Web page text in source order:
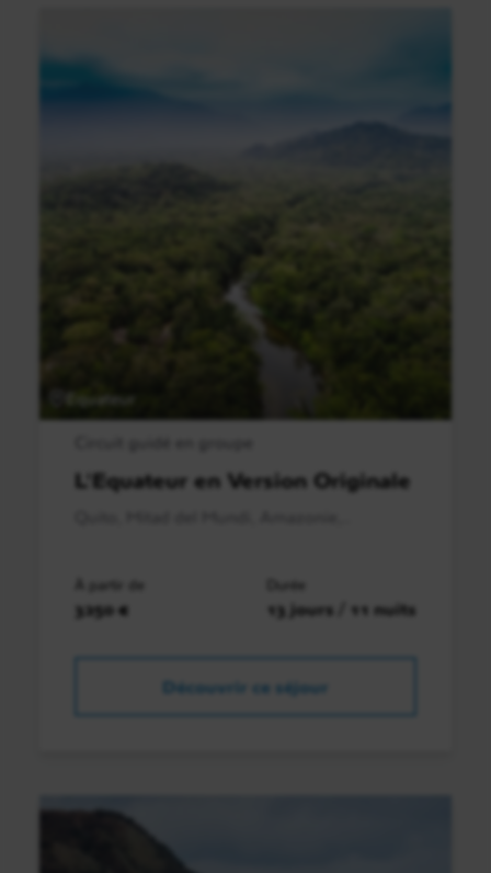
Equateur
L'Equateur en Version Originale
À partir de
3250 €
Durée
13 jours / 11 nuits
Découvrir ce séjour